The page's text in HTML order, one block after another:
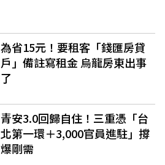
為省15元！要租客「錢匯房貸
戶」備註寫租金 烏龍房東出事
了
青安3.0回歸自住！三重憑「台
北第一環＋3,000官員進駐」撐
爆剛需